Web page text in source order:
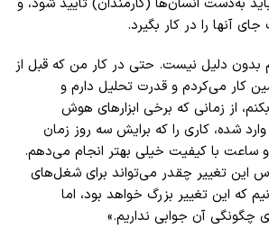
آنها را در کار بگیرد.
بدون دلیل نیست. حتی در کار من که قبل از
کار می‌کردم و قدرت تحلیل دارم و
از زمانی که برخی ابزارهای هوش
شده، کاری را که برایش سه روز زمان
ساعت با کیفیت خیلی بهتر انجام می‌دهم.
این تغییر چقدر می‌تواند برای شغل‌های
که این تغییر بزرگ خواهد بود، اما
چگونگی آن جوابی نداریم.»